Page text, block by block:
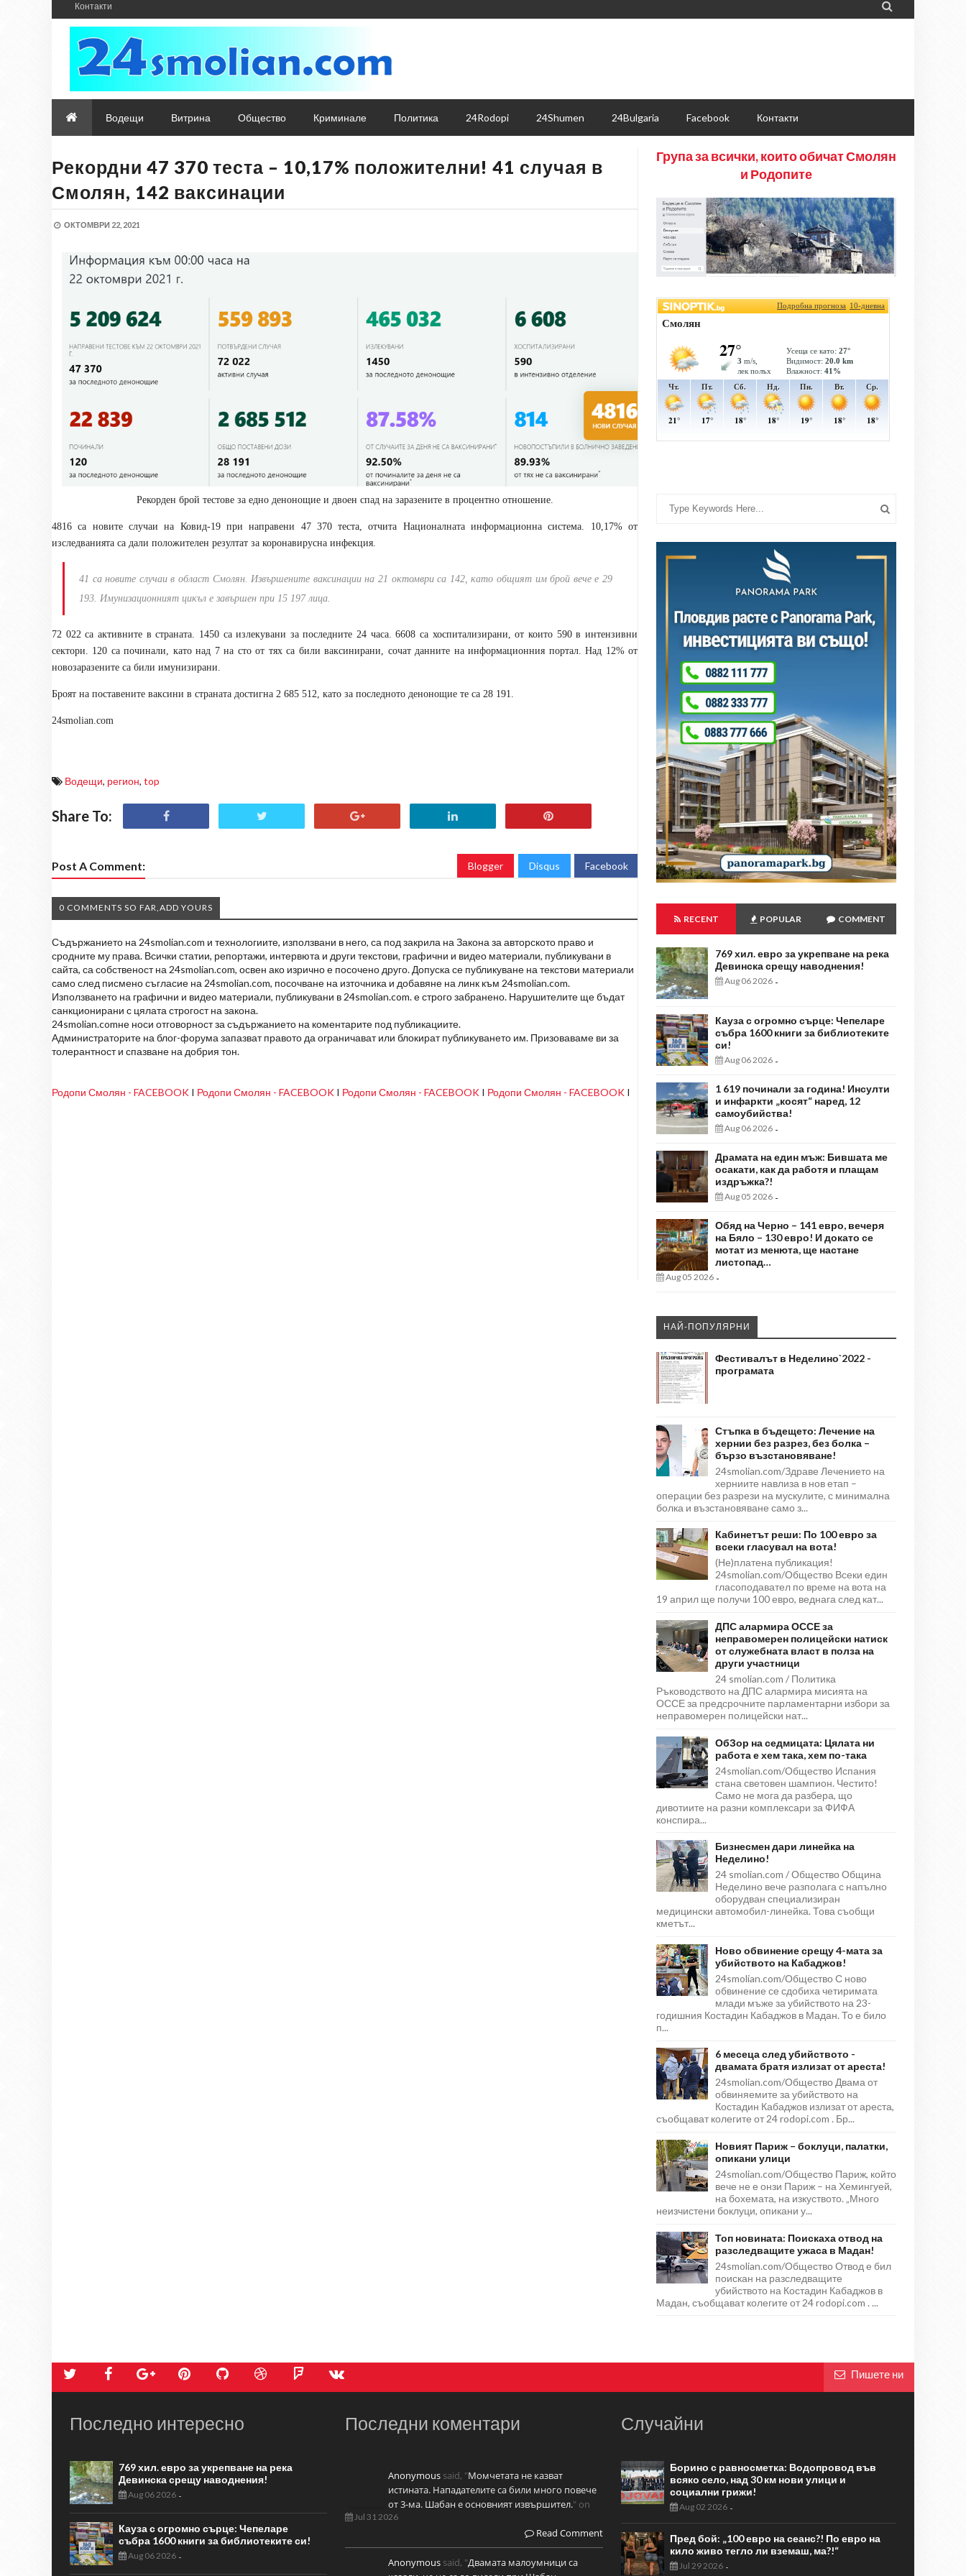
Контакти 
Водещи Витрина Общество Криминале Политика 24Rodopi 24Shumen 24Bulgaria Facebook Контакти
Рекордни 47 370 теста – 10,17% положителни! 41 случая в
Смолян, 142 ваксинации
ОКТОМВРИ 22, 2021
Рекорден брой тестове за едно денонощие и двоен спад на заразените в процентно отношение.
4816 са новите случаи на Ковид-19 при направени 47 370 теста, отчита Националната информационна система. 10,17% от
изследванията са дали положителен резултат за коронавирусна инфекция.
41 са новите случаи в област Смолян. Извършените ваксинации на 21 октомври са 142, като общият им брой вече е 29
193. Имунизационният цикъл е завършен при 15 197 лица.
72 022 са активните в страната. 1450 са излекувани за последните 24 часа. 6608 са хоспитализирани, от които 590 в интензивни
сектори. 120 са починали, като над 7 на сто от тях са били ваксинирани, сочат данните на информационния портал. Над 12% от
новозаразените са били имунизирани.
Броят на поставените ваксини в страната достигна 2 685 512, като за последното денонощие те са 28 191.
24smolian.com
Водещи, регион, top
Share To:
Post A Comment: Blogger Disqus Facebook
0 COMMENTS SO FAR,ADD YOURS
Съдържанието на 24smolian.com и технологиите, използвани в него, са под закрила на Закона за авторското право и
сродните му права. Всички статии, репортажи, интервюта и други текстови, графични и видео материали, публикувани в
сайта, са собственост на 24smolian.com, освен ако изрично е посочено друго. Допуска се публикуване на текстови материали
само след писмено съгласие на 24smolian.com, посочване на източника и добавяне на линк към 24smolian.com.
Използването на графични и видео материали, публикувани в 24smolian.com. е строго забранено. Нарушителите ще бъдат
санкционирани с цялата строгост на закона.
24smolian.comне носи отговорност за съдържанието на коментарите под публикациите.
Администраторите на блог-форума запазват правото да ограничават или блокират публикуването им. Призоваваме ви за
толерантност и спазване на добрия тон.
Родопи Смолян - FACEBOOK I Родопи Смолян - FACEBOOK I Родопи Смолян - FACEBOOK I Родопи Смолян - FACEBOOK I
Група за всички, които обичат Смолян
и Родопите
RECENT POPULAR COMMENT
769 хил. евро за укрепване на река
Девинска срещу наводнения!
Aug 06 2026 -
Кауза с огромно сърце: Чепеларе
събра 1600 книги за библиотеките
си!
Aug 06 2026 -
1 619 починали за година! Инсулти
и инфаркти „косят“ наред, 12
самоубийства!
Aug 06 2026 -
Драмата на един мъж: Бившата ме
осакати, как да работя и плащам
издръжка?!
Aug 05 2026 -
Обяд на Черно – 141 евро, вечеря
на Бяло – 130 евро! И докато се
мотат из менюта, ще настане
листопад…
Aug 05 2026 -
НАЙ-ПОПУЛЯРНИ
Фестивалът в Неделино`2022 -
програмата
Стъпка в бъдещето: Лечение на
хернии без разрез, без болка –
бързо възстановяване!
24smolian.com/Здраве Лечението на
херниите навлиза в нов етап –
операции без разрези на мускулите, с минимална
болка и възстановяване само з...
Кабинетът реши: По 100 евро за
всеки гласувал на вота!
(Не)платена публикация!
24smolian.com/Общество Всеки един
гласоподавател по време на вота на
19 април ще получи 100 евро, веднага след кат...
ДПС алармира ОССЕ за
неправомерен полицейски натиск
от служебната власт в полза на
други участници
24 smolian.com / Политика
Ръководството на ДПС алармира мисията на
ОССЕ за предсрочните парламентарни избори за
неправомерен полицейски нат...
ОбЗор на седмицата: Цялата ни
работа е хем така, хем по-така
24smolian.com/Общество Испания
стана световен шампион. Честито!
Само не мога да разбера, що
дивотиите на разни комплексари за ФИФА
конспира...
Бизнесмен дари линейка на
Неделино!
24 smolian.com / Общество Община
Неделино вече разполага с напълно
оборудван специализиран
медицински автомобил-линейка. Това съобщи
кметът...
Ново обвинение срещу 4-мата за
убийството на Кабаджов!
24smolian.com/Общество С ново
обвинение се сдобиха четиримата
млади мъже за убийството на 23-
годишния Костадин Кабаджов в Мадан. То е било
п...
6 месеца след убийството -
двамата братя излизат от ареста!
24smolian.com/Общество Двама от
обвиняемите за убийството на
Костадин Кабаджов излизат от ареста,
съобщават колегите от 24 rodopi.com . Бр...
Новият Париж – боклуци, палатки,
опикани улици
24smolian.com/Общество Париж, който
вече не е онзи Париж – на Хемингуей,
на бохемата, на изкуството. „Много
неизчистени боклуци, опикани у...
Топ новината: Поискаха отвод на
разследващите ужаса в Мадан!
24smolian.com/Общество Отвод е бил
поискан на разследващите
убийството на Костадин Кабаджов в
Мадан, съобщават колегите от 24 rodopi.com . ...
Пишете ни
Последно интересно
769 хил. евро за укрепване на река
Девинска срещу наводнения!
Aug 06 2026 -
Кауза с огромно сърце: Чепеларе
събра 1600 книги за библиотеките си!
Aug 06 2026 -
Последни коментари
Anonymous said, "Момчетата не казват
истината. Нападателите са били много повече
от 3-ма. Шабан е основният извършител." on
Jul 31 2026
Read Comment
Anonymous said, "Двамата малоумници са
Случайни
Борино с равносметка: Водопровод във
всяко село, над 30 км нови улици и
социални грижи!
Aug 02 2026-
Пред бой: „100 евро на сеанс?! По евро на
кило живо тегло ли вземаш, ма?!“
Jul 29 2026-